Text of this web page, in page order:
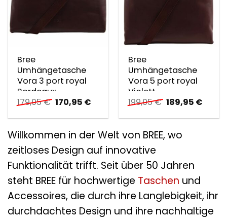
Bree
Umhängetasche
Vora 3 port royal
Bordeaux
179,95€ Ursprünglicher
Preis
war:
170,95 €
ist:
Bree
Umhängetasche
Vora 5 port royal
Violett
199,95€ Ursprünglicher
Preis
war:
189,95 €
ist:
Willkommen in der Welt von BREE, wo
zeitloses Design auf innovative
Funktionalität trifft. Seit über 50 Jahren
steht BREE für hochwertige Taschen und
Accessoires, die durch ihre Langlebigkeit, ihr
durchdachtes Design und ihre nachhaltige